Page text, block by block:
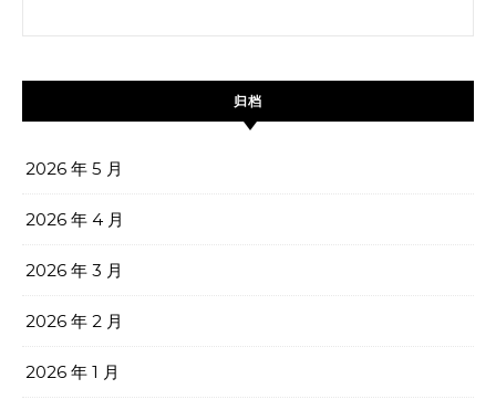
归档
2026 年 5 月
2026 年 4 月
2026 年 3 月
2026 年 2 月
2026 年 1 月